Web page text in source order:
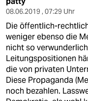
08.06.2019 , 07:29 Uhr
Die öffentlich-
weniger ebenso die
nicht so
Leitungspositionen
die von privaten
Diese Propaganda
noch bezahlen.